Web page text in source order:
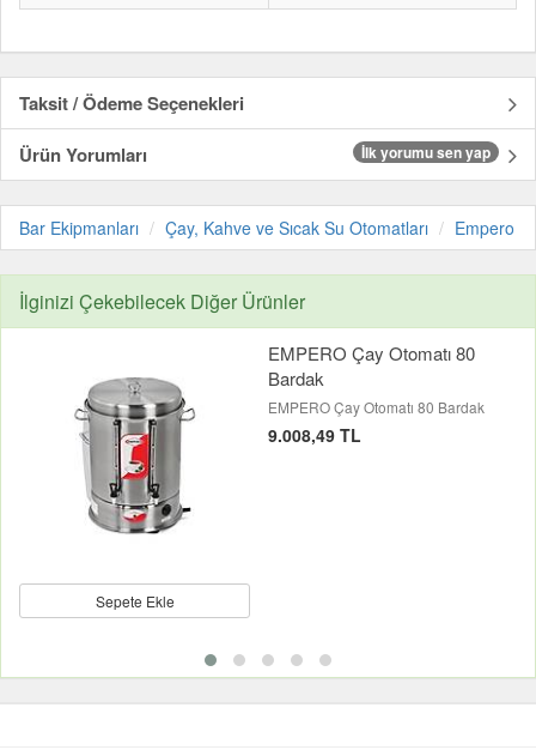
Taksit / Ödeme Seçenekleri
Ürün Yorumları
İlk yorumu sen yap
Bar Ekipmanları Çay, Kahve ve Sıcak Su Otomatları Empero
İlginizi Çekebilecek Diğer Ürünler
Sepete Ekle
EMPERO Çay Otomatı 80
Bardak
EMPERO Çay Otomatı 80 Bardak
9.008,49 TL